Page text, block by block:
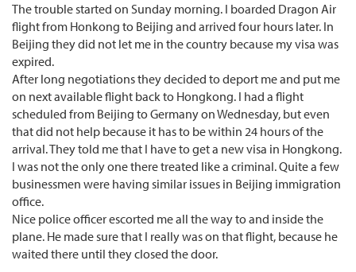
The trouble started on Sunday morning. I boarded Dragon Air
flight from Honkong to Beijing and arrived four hours later. In
Beijing they did not let me in the country because my visa was
expired.
After long negotiations they decided to deport me and put me
on next available flight back to Hongkong. I had a flight
scheduled from Beijing to Germany on Wednesday, but even
that did not help because it has to be within 24 hours of the
arrival. They told me that I have to get a new visa in Hongkong.
I was not the only one there treated like a criminal. Quite a few
businessmen were having similar issues in Beijing immigration
office.
Nice police officer escorted me all the way to and inside the
plane. He made sure that I really was on that flight, because he
waited there until they closed the door.